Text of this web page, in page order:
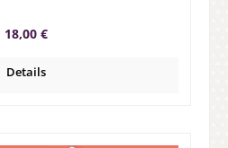
Regulärer Preis:
18,00 €
Details